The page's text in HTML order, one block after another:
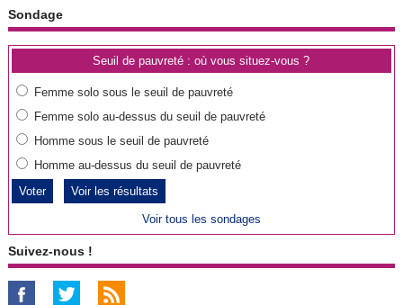
Sondage
Seuil de pauvreté : où vous situez-vous ?
Femme solo sous le seuil de pauvreté
Femme solo au-dessus du seuil de pauvreté
Homme sous le seuil de pauvreté
Homme au-dessus du seuil de pauvreté
Voir les résultats
Voir tous les sondages
Suivez-nous !